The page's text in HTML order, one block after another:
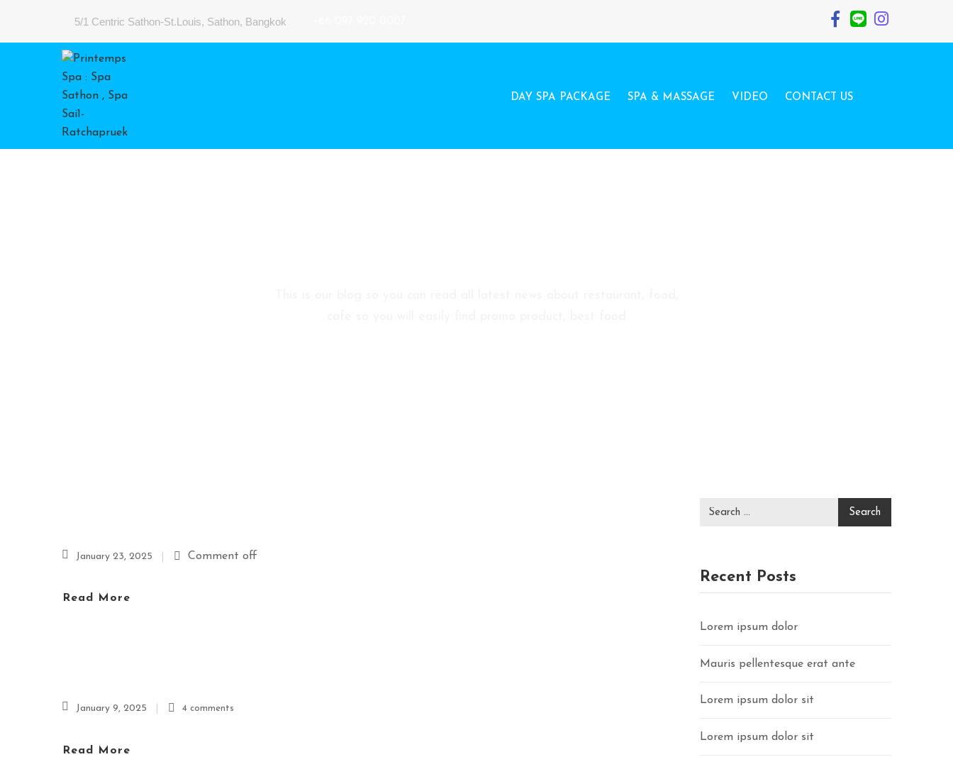
5/1 Centric Sathon-St.Louis, Sathon, Bangkok
DAY SPA PACKAGE SPA & MASSAGE VIDEO CONTACT US
January 23, 2025 Comment off
Read More
January 9, 2025 4 comments
Read More
Recent Posts
Lorem ipsum dolor
Mauris pellentesque erat ante
Lorem ipsum dolor sit
Lorem ipsum dolor sit